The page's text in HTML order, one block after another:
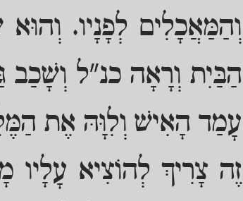
וְהַמַּאֲכָלִים לְפָנָיו.
הַבַּיִת וְרָאָה כנ"ל וְשָׁכַב
עָמַד הָאִישׁ וְלִוָּהּ אֶת
זֶה צָרִיךְ לְהוֹצִיא עָלָיו